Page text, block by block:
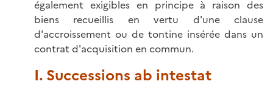
également exigibles en principe à raison des
biens recueillis en vertu d'une clause
d'accroissement ou de tontine insérée dans un
contrat d'acquisition en commun.
I. Successions ab intestat